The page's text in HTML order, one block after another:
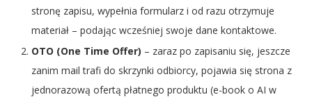
stronę zapisu, wypełnia formularz i od razu otrzymuje
materiał – podając wcześniej swoje dane kontaktowe.
OTO (One Time Offer) – zaraz po zapisaniu się, jeszcze
zanim mail trafi do skrzynki odbiorcy, pojawia się strona z
jednorazową ofertą płatnego produktu (e-book o AI w